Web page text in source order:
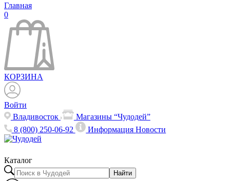
Главная
0
КОРЗИНА
Войти
Владивосток
Магазины “Чудодей”
8 (800) 250-06-92
ИнформацияНовости
Каталог
Найти